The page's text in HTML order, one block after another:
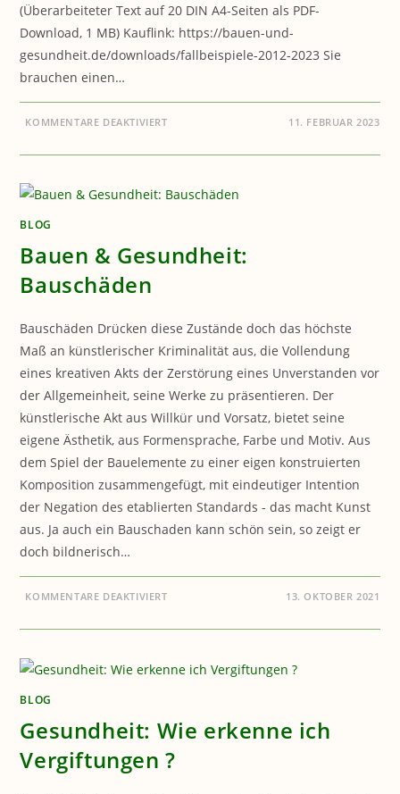
(Überarbeiteter Text auf 20 DIN A4-Seiten als PDF-
Download, 1 MB) Kauflink: https://bauen-und-
gesundheit.de/downloads/fallbeispiele-2012-2023 Sie
brauchen einen…
KOMMENTARE DEAKTIVIERTFÜR
GESUNDHEIT:
11. FEBRUAR 2023
BLOG
Bauen & Gesundheit:
Bauschäden
Bauschäden Drücken diese Zustände doch das höchste
Maß an künstlerischer Kriminalität aus, die Vollendung
eines kreativen Akts der Zerstörung eines Unverstanden vor
der Allgemeinheit, seine Werke zu präsentieren. Der
künstlerische Akt aus Willkür und Vorsatz, bietet seine
eigene Ästhetik, aus Formensprache, Farbe und Motiv. Aus
dem Spiel der Bauelemente zu einer eigen konstruierten
Komposition zusammengefügt, mit eindeutiger Intention
der Negation des etablierten Standards - das macht Kunst
aus. Ja auch ein Bauschaden kann schön sein, so zeigt er
doch bildnerisch…
KOMMENTARE DEAKTIVIERTFÜR
GESUNDHEIT:
13. OKTOBER 2021
BLOG
Gesundheit: Wie erkenne ich
Vergiftungen ?